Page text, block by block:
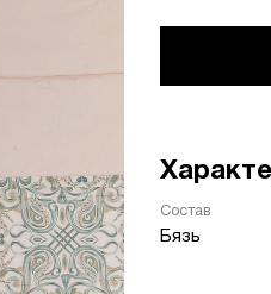
Состав
Бязь